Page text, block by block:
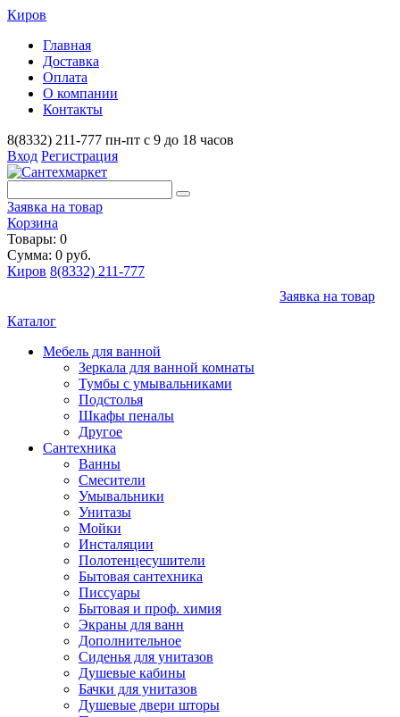
Киров
Главная
Доставка
Оплата
О компании
Контакты
8(8332) 211-777 пн-пт с 9 до 18 часов
Вход Регистрация
Заявка на товар
Корзина
Товары: 0
Сумма: 0 руб.
Киров 8(8332) 211-777
Заявка на товар
Каталог
Мебель для ванной
Зеркала для ванной комнаты
Тумбы с умывальниками
Подстолья
Шкафы пеналы
Другое
Сантехника
Ванны
Смесители
Умывальники
Унитазы
Мойки
Инсталяции
Полотенцесушители
Бытовая сантехника
Писсуары
Бытовая и проф. химия
Экраны для ванн
Дополнительное
Сиденья для унитазов
Душевые кабины
Бачки для унитазов
Душевые двери шторы